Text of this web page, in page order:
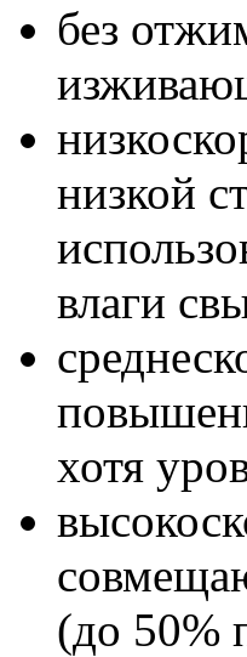
без
низкой
влаги
хотя
(до 50%